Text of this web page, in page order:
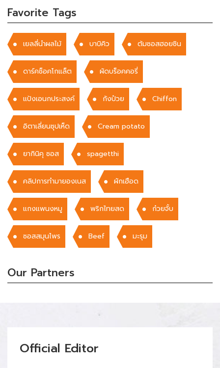
Favorite Tags
เยลลี่นําผลไม้ บาบิคิว ต้มซอสฮอยซิน
ดาร์คช็อคโกแล็ต ผัดบร็อคคอรี่
แป้งเอนกประสงค์ กังป๋วย Chiffon
อิตาเลี่ยนซุปเห็ด Cream potato
ยากินิคุ ซอส spagetthi
คลิปการทำมายองเนส ผักเฮือด
แกงแพนงหมู พริกไทยสด ก๋วยจั้บ
ซอสสมุนไพร Beef มะรุม
Our Partners
Official Editor